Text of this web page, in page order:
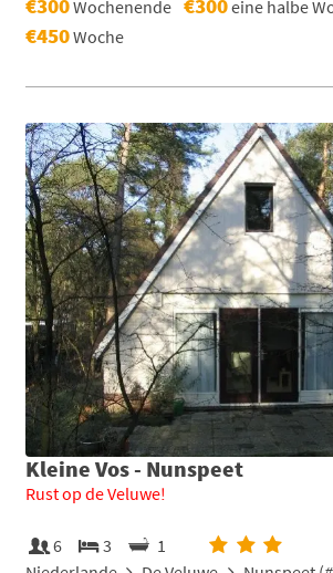
€300Wochenende €300eine halbe
€450Woche
Kleine Vos - Nunspeet
Rust op de Veluwe!
6 3
1